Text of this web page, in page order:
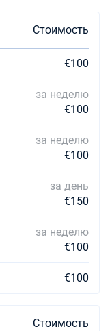
Стоимость
€100
за неделю
€100
за неделю
€100
за день
€150
за неделю
€100
€100
Стоимость